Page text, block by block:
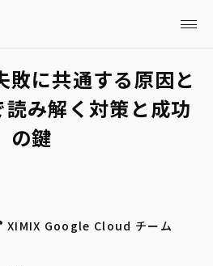
敗に共通する原因と
み解く対策と成功
の鍵
XIMIX Google Cloud チーム